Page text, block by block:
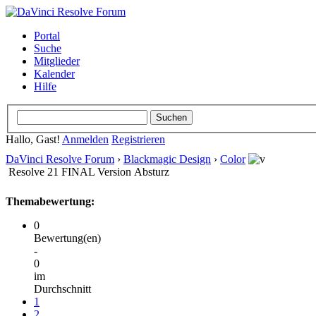
Portal
Suche
Mitglieder
Kalender
Hilfe
Hallo, Gast! Anmelden Registrieren
DaVinci Resolve Forum › Blackmagic Design › Color
Resolve 21 FINAL Version Absturz
Themabewertung:
0
Bewertung(en)
-
0
im
Durchschnitt
1